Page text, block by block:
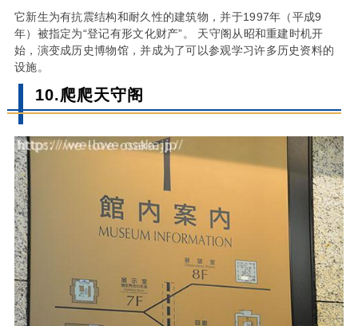
它新生为有抗震结构和耐久性的建筑物，并于1997年（平成9
年）被指定为“登记有形文化财产”。 天守阁从昭和重建时机开
始，演变成历史博物馆，并成为了可以参观学习许多历史资料的
设施。
10.爬爬天守阁